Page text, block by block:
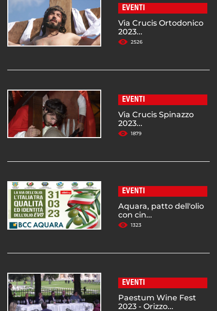
EVENTI
Via Crucis Ortodonico
2023...
2526
EVENTI
Via Crucis Spinazzo
2023...
1879
EVENTI
Aquara, patto dell'olio
con cin...
1323
EVENTI
Paestum Wine Fest
2023 - Orizzo...